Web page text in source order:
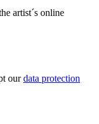
artist´s online
ourdata protection